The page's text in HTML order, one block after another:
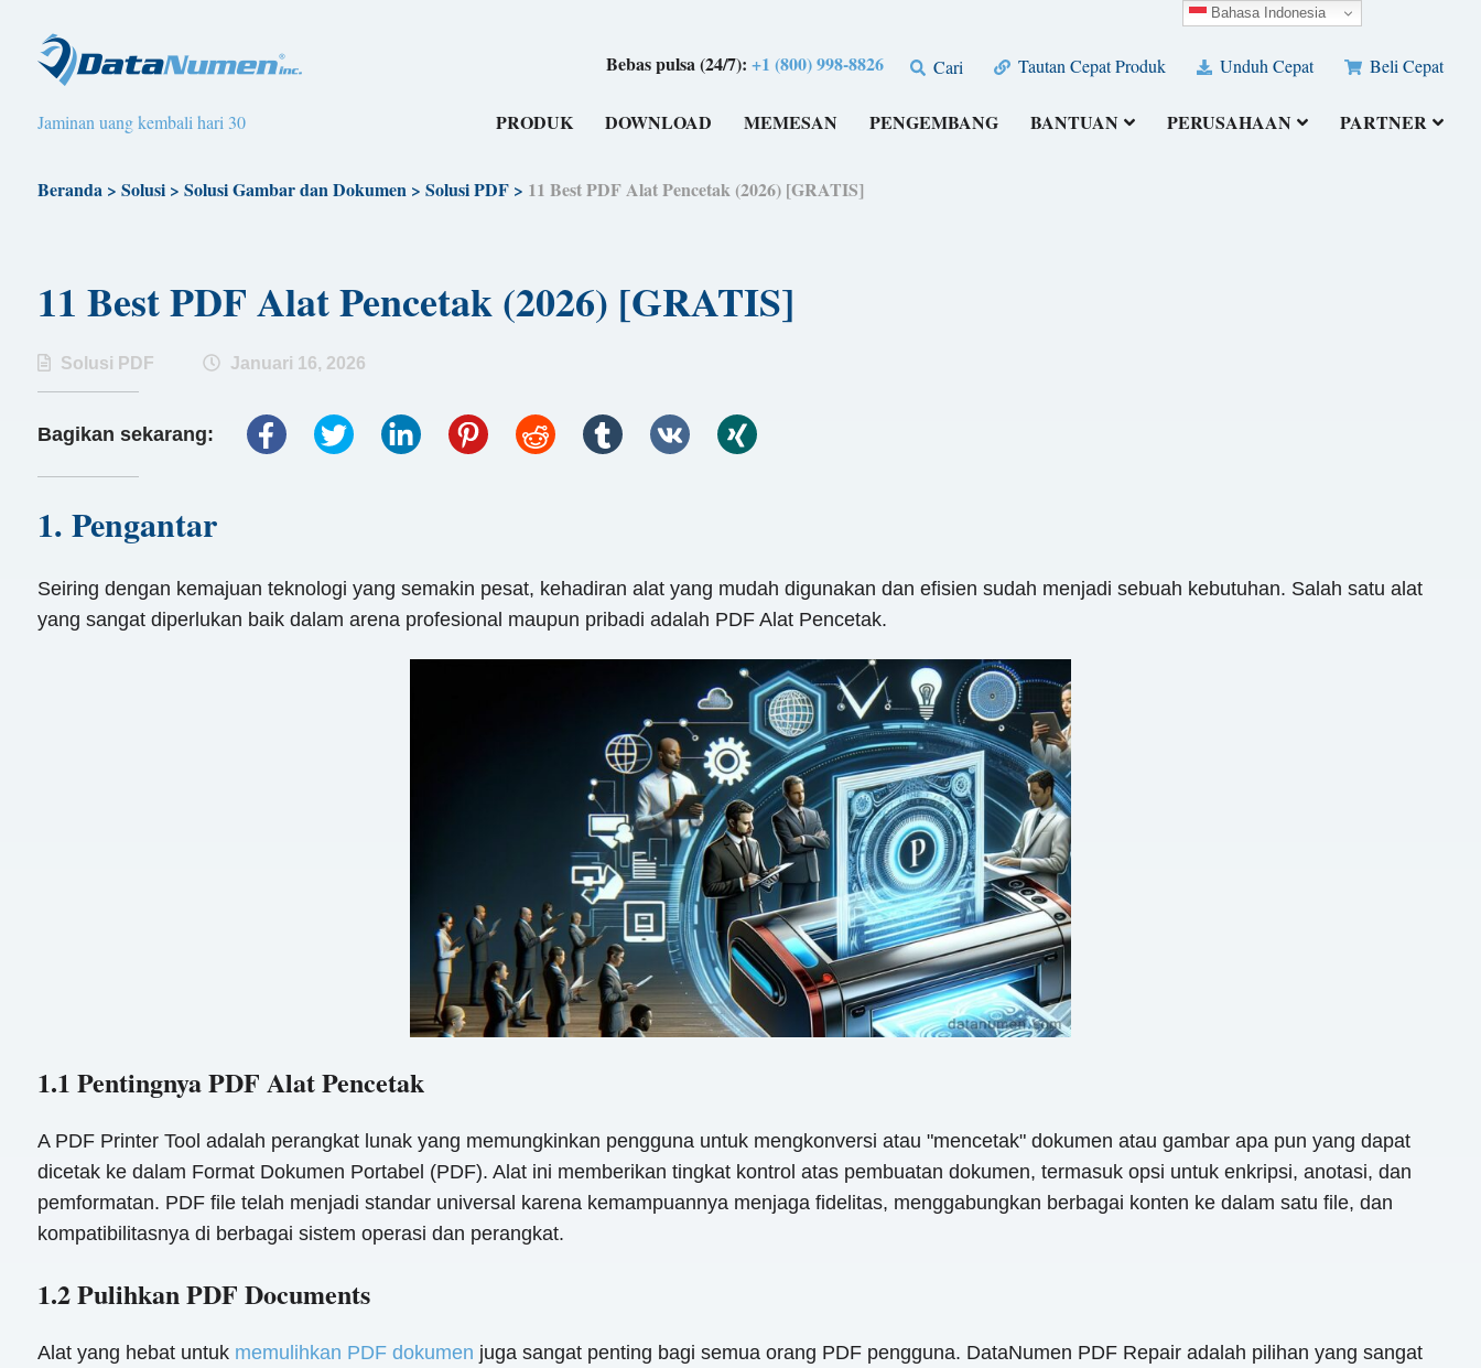
Bebas pulsa (24/7):+1 (800) 998-8826 Cari Tautan Cepat Produk Unduh Cepat Beli Cepat
Jaminan uang kembali hari 30 PRODUK DOWNLOAD MEMESAN PENGEMBANG BANTUAN PERUSAHAAN PARTNER
Beranda> Solusi> Solusi Gambar dan Dokumen> Solusi PDF> 11 Best PDF Alat Pencetak (2026) [GRATIS]
11 Best PDF Alat Pencetak (2026) [GRATIS]
Solusi PDF Januari 16, 2026
Bagikan sekarang:
1. Pengantar
Seiring dengan kemajuan teknologi yang semakin pesat, kehadiran alat yang mudah digunakan dan efisien sudah menjadi sebuah kebutuhan. Salah satu alat
yang sangat diperlukan baik dalam arena profesional maupun pribadi adalah PDF Alat Pencetak.
1.1 Pentingnya PDF Alat Pencetak
A PDF Printer Tool adalah perangkat lunak yang memungkinkan pengguna untuk mengkonversi atau "mencetak" dokumen atau gambar apa pun yang dapat
dicetak ke dalam Format Dokumen Portabel (PDF). Alat ini memberikan tingkat kontrol atas pembuatan dokumen, termasuk opsi untuk enkripsi, anotasi, dan
pemformatan. PDF file telah menjadi standar universal karena kemampuannya menjaga fidelitas, menggabungkan berbagai konten ke dalam satu file, dan
kompatibilitasnya di berbagai sistem operasi dan perangkat.
1.2 Pulihkan PDF Documents
Alat yang hebat untuk memulihkan PDF dokumen juga sangat penting bagi semua orang PDF pengguna. DataNumen PDF Repair adalah pilihan yang sangat
Bahasa Indonesia